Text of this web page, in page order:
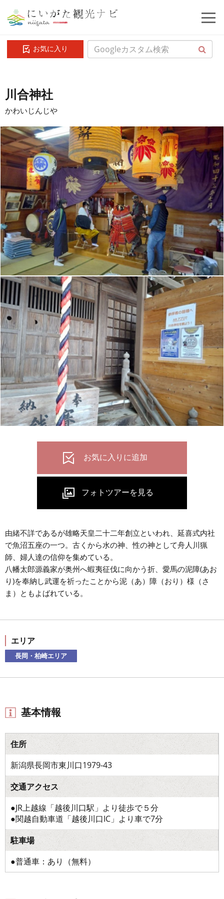
お気に入り
川合神社
かわいじんじや
由緒不詳であるが雄略天皇二十二年創立といわれ、延喜式内社
で魚沼五座の一つ。古くから水の神、性の神として舟人川猟
師、婦人達の信仰を集めている。
八幡太郎源義家が奥州へ蝦夷征伐に向かう折、愛馬の泥障(あお
り)を奉納し武運を祈ったことから泥（あ）障（おり）様（さ
ま）ともよばれている。
エリア
長岡・柏崎エリア
基本情報
住所
新潟県長岡市東川口1979-43
交通アクセス
●JR上越線「越後川口駅」より徒歩で５分
●関越自動車道「越後川口IC」より車で7分
駐車場
●普通車：あり（無料）